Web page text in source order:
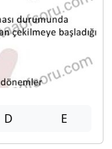
D E